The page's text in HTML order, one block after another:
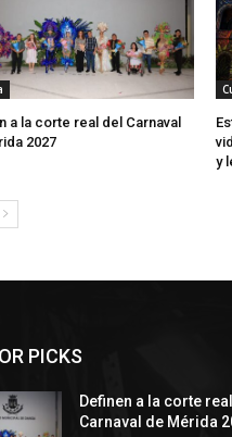
a la corte real del Carnaval
2027
y
PICKS
Definen a la corte
Carnaval de Mérida